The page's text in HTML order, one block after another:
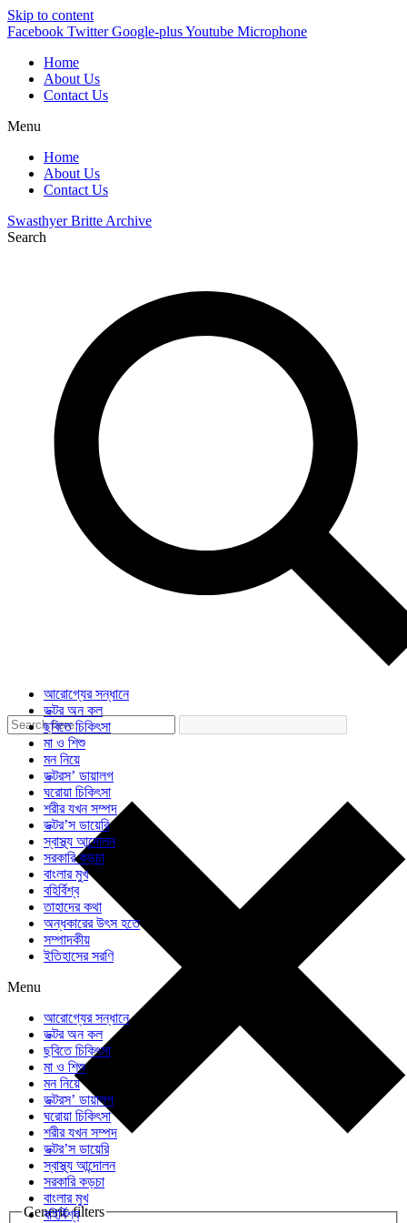
Skip to content
Facebook Twitter Google-plusYoutube Microphone
Home
About Us
Contact Us
Menu
Home
About Us
Contact Us
Swasthyer Britte Archive
Search
Generic filters
আরোগ্যের সন্ধানে
ডক্টর অন কল
ছবিতে চিকিৎসা
মা ও শিশু
মন নিয়ে
ডক্টরস’ ডায়ালগ
ঘরোয়া চিকিৎসা
শরীর যখন সম্পদ
ডক্টর’স ডায়েরি
স্বাস্থ্য আন্দোলন
সরকারি কড়চা
বাংলার মুখ
বহির্বিশ্ব
তাহাদের কথা
অন্ধকারের উৎস হতে
সম্পাদকীয়
ইতিহাসের সরণি
Menu
আরোগ্যের সন্ধানে
ডক্টর অন কল
ছবিতে চিকিৎসা
মা ও শিশু
মন নিয়ে
ডক্টরস’ ডায়ালগ
ঘরোয়া চিকিৎসা
শরীর যখন সম্পদ
ডক্টর’স ডায়েরি
স্বাস্থ্য আন্দোলন
সরকারি কড়চা
বাংলার মুখ
বহির্বিশ্ব